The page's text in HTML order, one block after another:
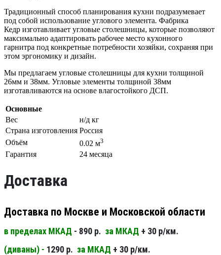
Традиционный способ планирования кухни подразумевает
под собой использование углового элемента. Фабрика
Кедр изготавливает угловые столешницы, которые позволяют
максимально адаптировать рабочее место кухонного
гарнитра под конкретные потребности хозяйки, сохраняя при
этом эргономику и дизайн.
Мы предлагаем угловые столешницы для кухни толщиной
26мм и 38мм. Угловые элементы толщиной 38мм
изготавливаются на основе влагостойкого ДСП.
Основные
Вес
н/д кг
Страна изготовления Россия
Объём
0.02 м3
Гарантия 24 месяца
Доставка
Доставка по Москве и Московской области
в пределах МКАД - 890 р. за МКАД + 30 р/км.
(диваны) - 1290 р. за МКАД + 30 р/км.